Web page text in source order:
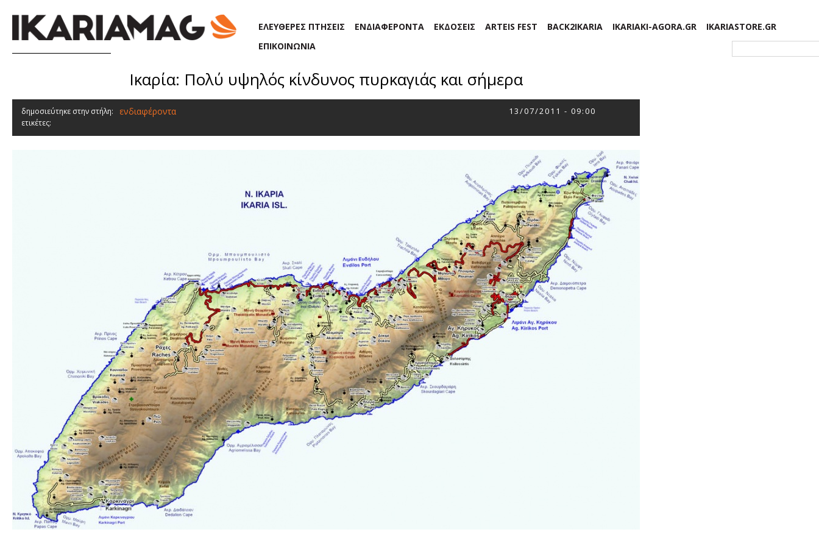
ΕΛΕΥΘΕΡΕΣ ΠΤΗΣΕΙΣ ΕΝΔΙΑΦΕΡΟΝΤΑ ΕΚΔΟΣΕΙΣ ARTEIS FEST BACK2IKARIA IKARIAKI-AGORA.GR
IKARIASTORE.GR
ΕΠΙΚΟΙΝΩΝΙΑ
Ικαρία: Πολύ υψηλός κίνδυνος πυρκαγιάς και σήμερα
δημοσιεύτηκε στην στήλη: ενδιαφέροντα 13/07/2011 - 09:00
ετικέτες: